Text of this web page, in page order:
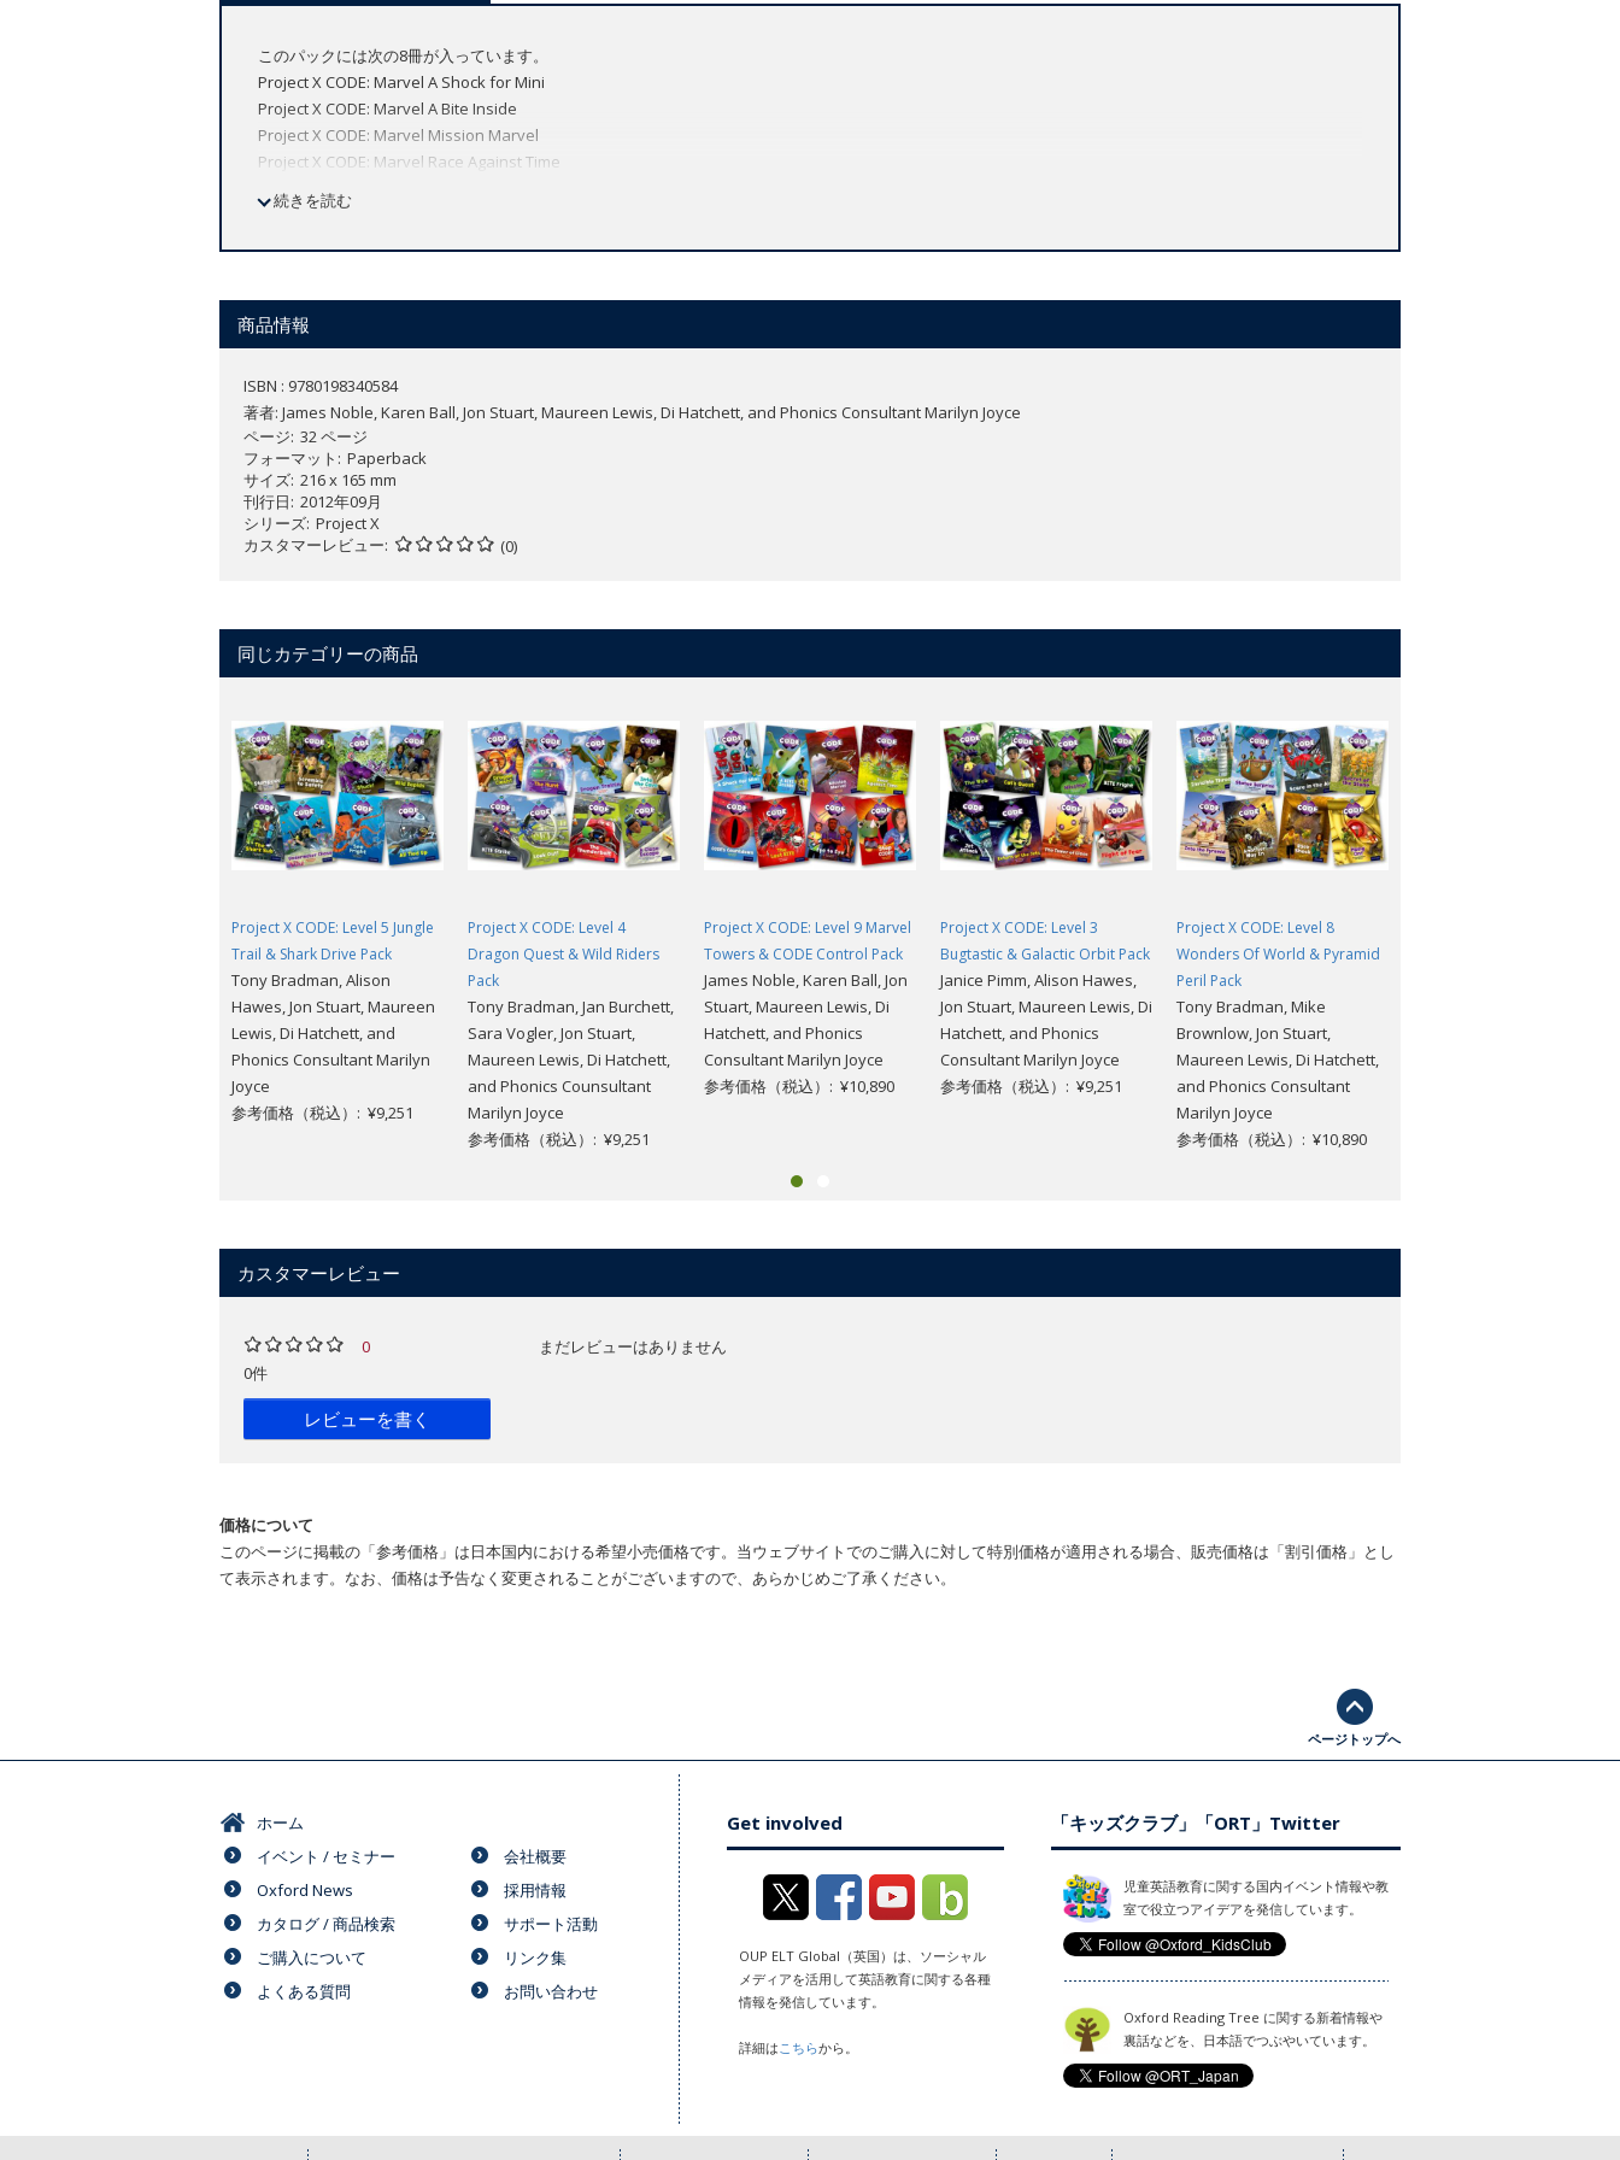
このパックには次の8冊が入っています。
Project X CODE: Marvel A Shock for Mini
Project X CODE: Marvel A Bite Inside
Project X CODE: Marvel Mission Marvel
Project X CODE: Marvel Race Against Time
Project X CODE: Control CODEs Countdown
Project X CODE: Control The Last Bite
続きを読む
商品情報
ISBN : 9780198340584
著者: James Noble, Karen Ball, Jon Stuart, Maureen Lewis, Di Hatchett, and Phonics Consultant Marilyn Joyce
ページ 32 ページ
フォーマット
Paperback
サイズ 216 x 165 mm
刊行日 2012年09月
シリーズ Project X
カスタマーレビュー
(0)
同じカテゴリーの商品
Project X CODE: Level 5 Jungle
Trail & Shark Drive Pack
Tony Bradman, Alison
Hawes, Jon Stuart, Maureen
Lewis, Di Hatchett, and
Phonics Consultant Marilyn
Joyce
参考価格（税込）: ¥9,251
Project X CODE: Level 4
Dragon Quest & Wild Riders
Pack
Tony Bradman, Jan Burchett,
Sara Vogler, Jon Stuart,
Maureen Lewis, Di Hatchett,
and Phonics Counsultant
Marilyn Joyce
参考価格（税込）: ¥9,251
Project X CODE: Level 9 Marvel
Towers & CODE Control Pack
James Noble, Karen Ball, Jon
Stuart, Maureen Lewis, Di
Hatchett, and Phonics
Consultant Marilyn Joyce
参考価格（税込）: ¥10,890
Project X CODE: Level 3
Bugtastic & Galactic Orbit Pack
Janice Pimm, Alison Hawes,
Jon Stuart, Maureen Lewis, Di
Hatchett, and Phonics
Consultant Marilyn Joyce
参考価格（税込）: ¥9,251
Project X CODE: Level 8
Wonders Of World & Pyramid
Peril Pack
Tony Bradman, Mike
Brownlow, Jon Stuart,
Maureen Lewis, Di Hatchett,
and Phonics Consultant
Marilyn Joyce
参考価格（税込）: ¥10,890
カスタマーレビュー
0
0件
レビューを書く
まだレビューはありません
価格について
このページに掲載の「参考価格」は日本国内における希望小売価格です。当ウェブサイトでのご購入に対して特別価格が適用される場合、販売価格は「割引価格」とし
て表示されます。なお、価格は予告なく変更されることがございますので、あらかじめご了承ください。
ページトップへ
ホーム
イベント / セミナー
Oxford News
カタログ / 商品検索
ご購入について
よくある質問
会社概要
採用情報
サポート活動
リンク集
お問い合わせ
Get involved
OUP ELT Global（英国）は、ソーシャル
メディアを活用して英語教育に関する各種
情報を発信しています。
詳細はこちらから。
「キッズクラブ」「ORT」Twitter
児童英語教育に関する国内イベント情報や教
室で役立つアイデアを発信しています。
Oxford Reading Tree に関する新着情報や
裏話などを、日本語でつぶやいています。